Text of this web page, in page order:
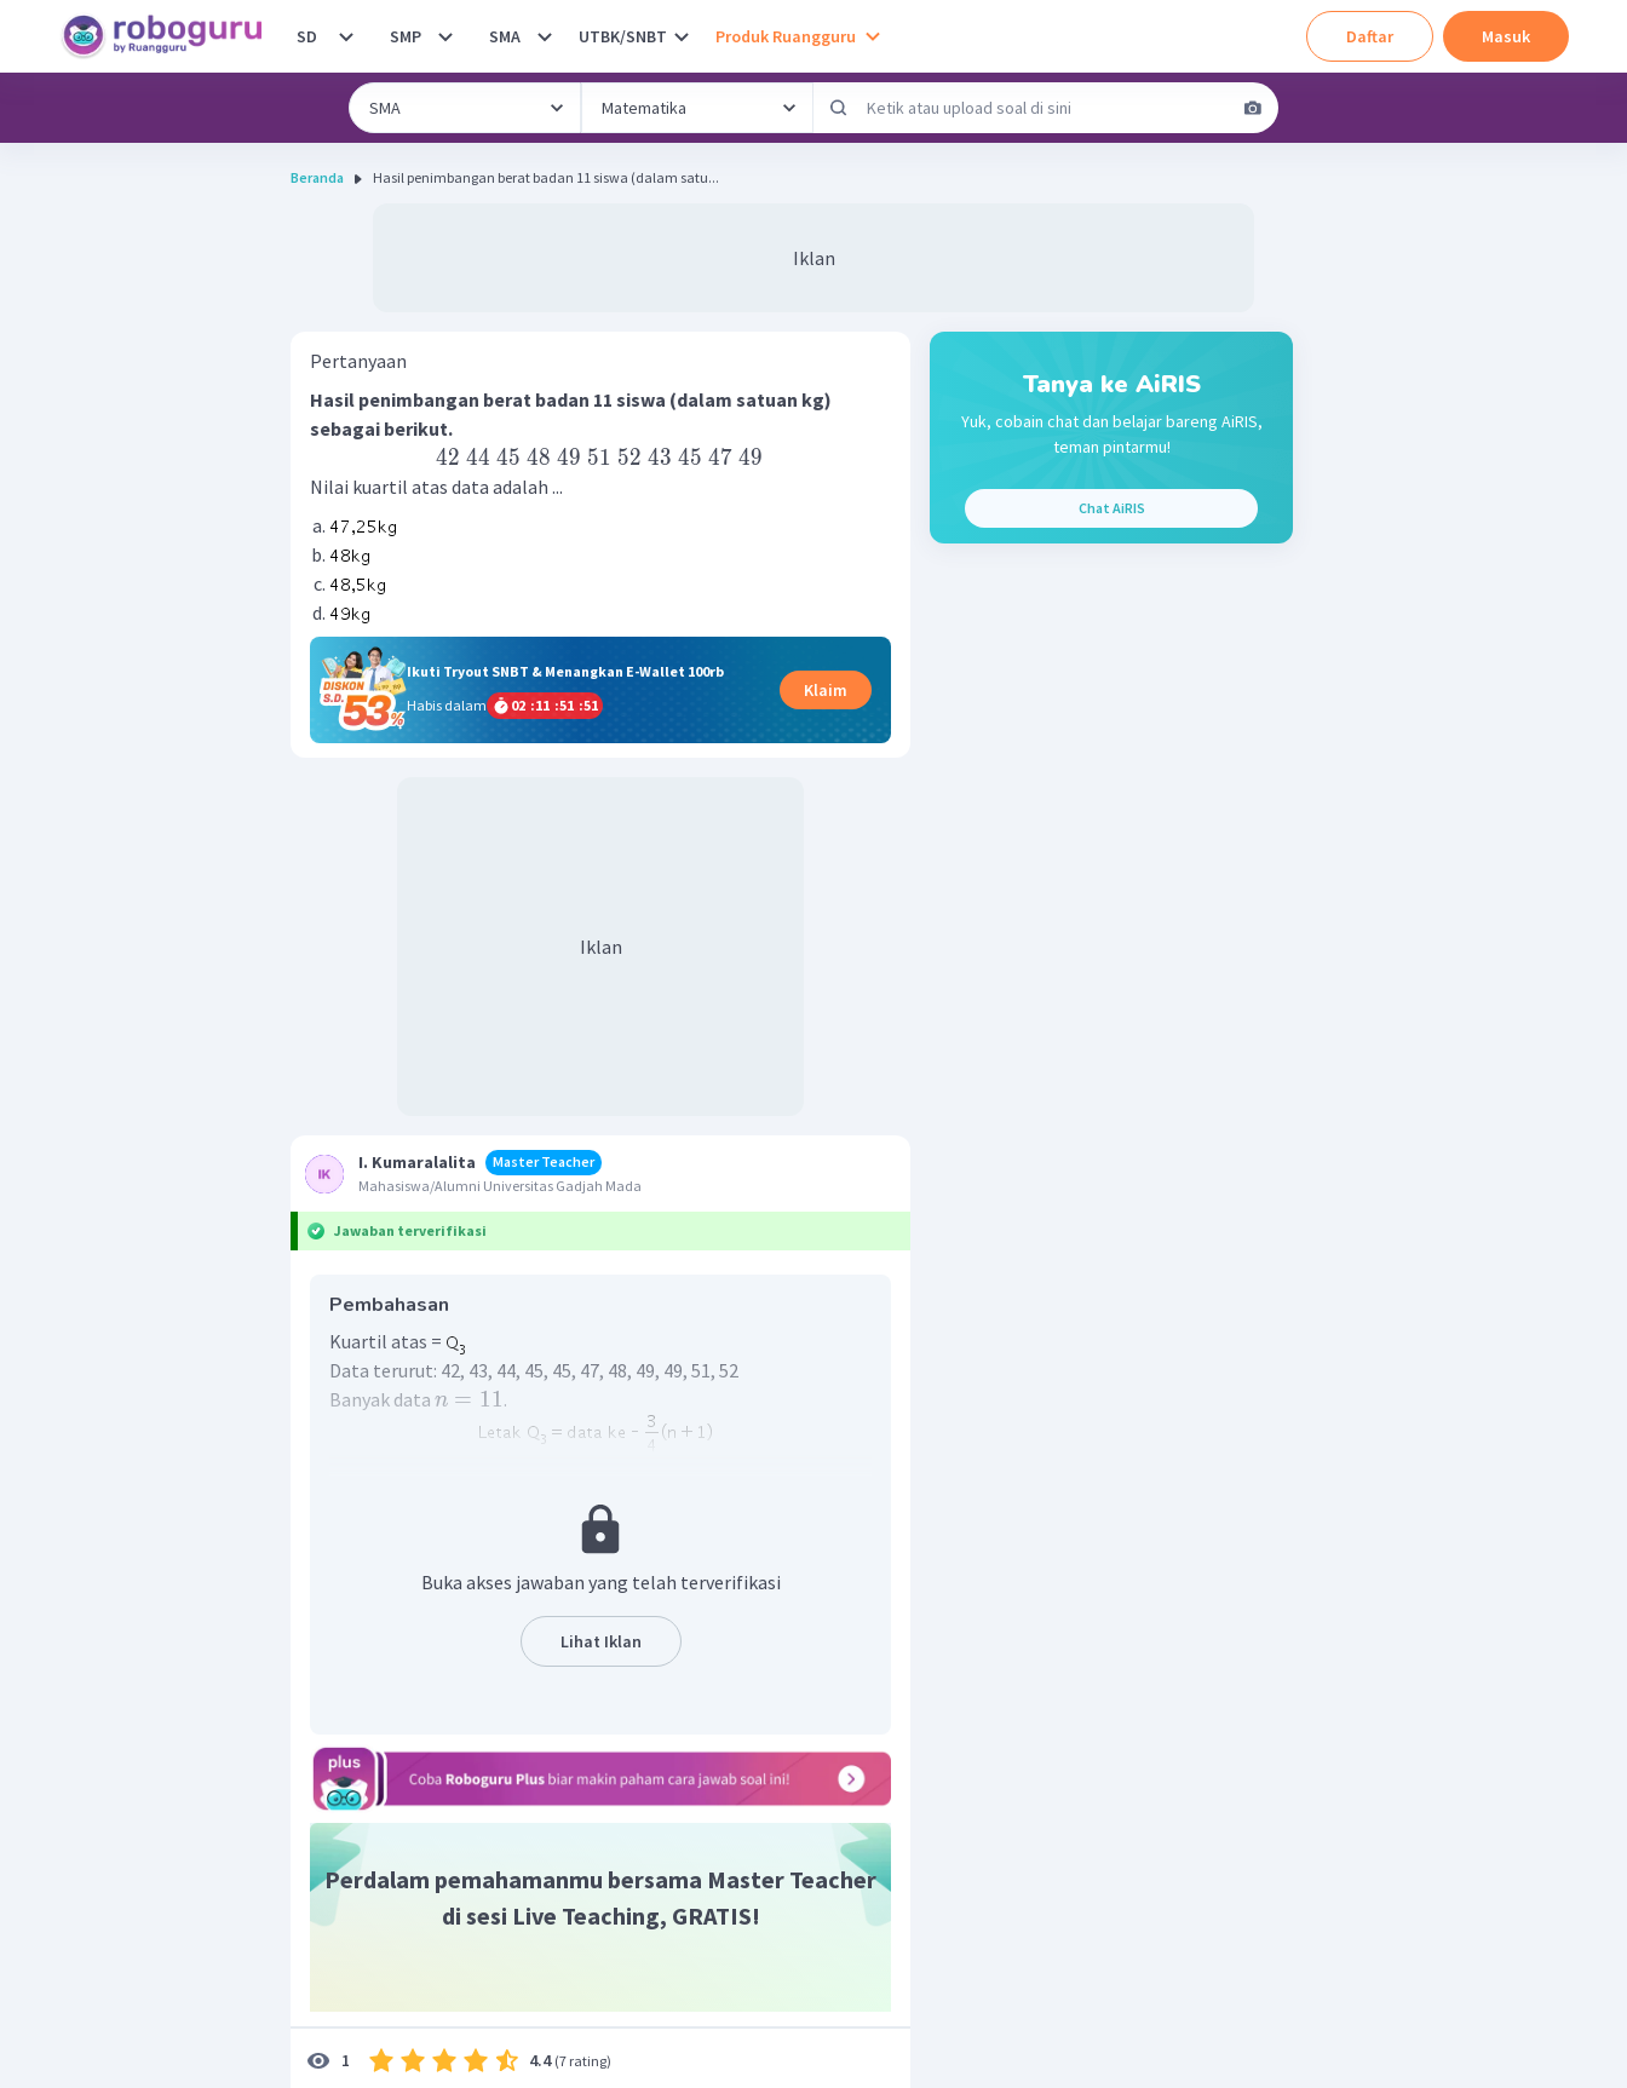
SD SMP SMA UTBK/SNBT Produk Ruangguru Daftar Masuk
Beranda Hasil penimbangan berat badan 11 siswa (dalam satu...
Iklan
Pertanyaan
Hasil penimbangan berat badan 11 siswa (dalam satuan kg)
sebagai berikut.
42 44 45 48 49 51 52 43 45 47 49
Nilai kuartil atas data adalah ...
Ikuti Tryout SNBT & Menangkan E-Wallet 100rb
Habis dalam
02 :11 :51 :51
Klaim
Iklan
I. Kumaralalita
Master Teacher
Mahasiswa/Alumni Universitas Gadjah Mada
Jawaban terverifikasi
Pembahasan
Kuartil atas =
Data terurut: 42, 43, 44, 45, 45, 47, 48, 49, 49, 51, 52
Banyak data n = 11.
Dengan demikian, nilai kuartil atas pada data terletak pada data
.
Jadi, jawaban yang tepat adalah D.
Buka akses jawaban yang telah terverifikasi
Lihat Iklan
Perdalam pemahamanmu bersama Master Teacher
di sesi Live Teaching, GRATIS!
1 4.4 (7 rating)
Tanya ke AiRIS
Yuk, cobain chat dan belajar bareng AiRIS,
teman pintarmu!
Chat AiRIS